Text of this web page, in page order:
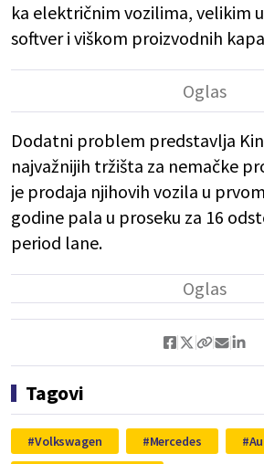
ka električnim vozilima, velikim
softver i viškom proizvodnih
Dodatni problem predstavlja
najvažnijih tržišta za nemačke
je prodaja njihovih vozila u
godine pala u proseku za 16
period lane.
Tagovi
Volkswagen Mercedes